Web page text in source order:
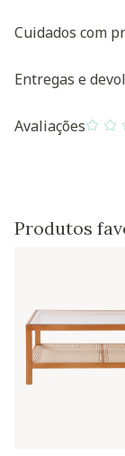
- O produto será
A Westwing não
Baixe aqui a
Cuidados com
Entregas e
Avaliações0 out
Produtos